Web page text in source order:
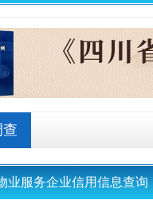
业服务企业信用信息查询